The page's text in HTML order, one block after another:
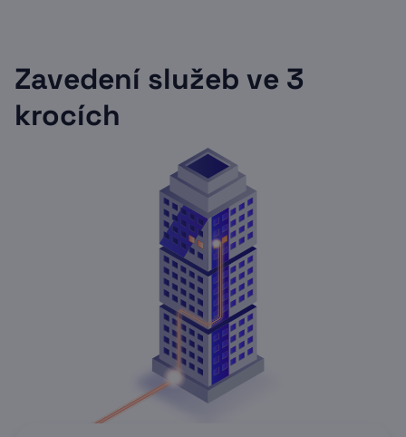
Zavedení služeb ve 3
krocích